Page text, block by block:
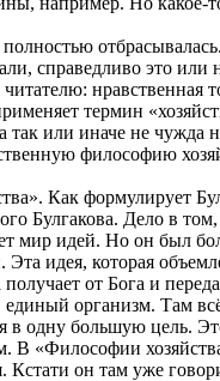
справедливо это или
нравственная
термин
так или иначе не чужда
философию
Как формулирует
Булгакова. Дело в
мир идей. Но он был
идея, которая
от Бога и
организм. Там
в одну большую цель.
В «Философии
Кстати он там уже